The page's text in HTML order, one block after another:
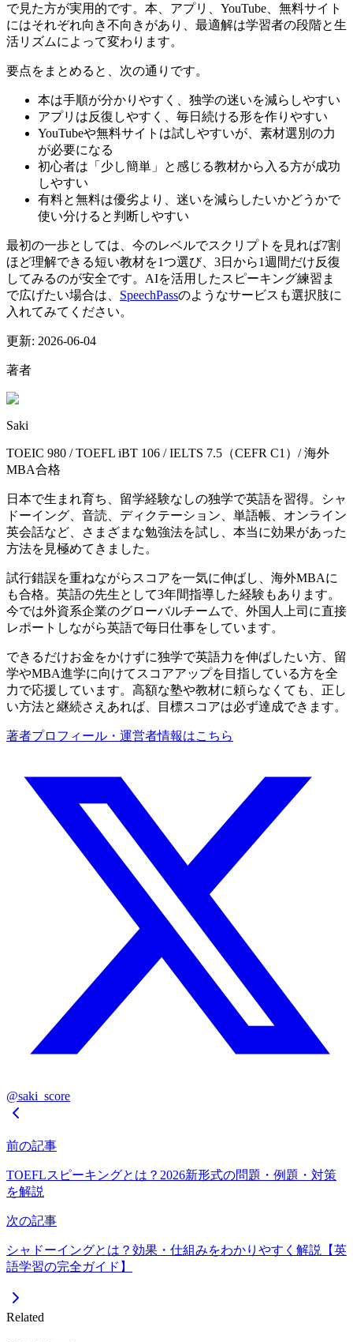
で見た方が実用的です。本、アプリ、YouTube、無料サイト
にはそれぞれ向き不向きがあり、最適解は学習者の段階と生
活リズムによって変わります。
要点をまとめると、次の通りです。
本は手順が分かりやすく、独学の迷いを減らしやすい
アプリは反復しやすく、毎日続ける形を作りやすい
YouTubeや無料サイトは試しやすいが、素材選別の力
が必要になる
初心者は「少し簡単」と感じる教材から入る方が成功
しやすい
有料と無料は優劣より、迷いを減らしたいかどうかで
使い分けると判断しやすい
最初の一歩としては、今のレベルでスクリプトを見れば7割
ほど理解できる短い教材を1つ選び、3日から1週間だけ反復
してみるのが安全です。AIを活用したスピーキング練習ま
で広げたい場合は、 SpeechPassのようなサービスも選択肢に
入れてみてください。
更新: 2026-06-04
著者
Saki
TOEIC 980 / TOEFL iBT 106 / IELTS 7.5（CEFR C1）/ 海外
MBA合格
日本で生まれ育ち、留学経験なしの独学で英語を習得。シャ
ドーイング、音読、ディクテーション、単語帳、オンライン
英会話など、さまざまな勉強法を試し、本当に効果があった
方法を見極めてきました。
試行錯誤を重ねながらスコアを一気に伸ばし、海外MBAに
も合格。英語の先生として3年間指導した経験もあります。
今では外資系企業のグローバルチームで、外国人上司に直接
レポートしながら英語で毎日仕事をしています。
できるだけお金をかけずに独学で英語力を伸ばしたい方、留
学やMBA進学に向けてスコアアップを目指している方を全
力で応援しています。高額な塾や教材に頼らなくても、正し
い方法と継続さえあれば、目標スコアは必ず達成できます。
著者プロフィール・運営者情報はこちら
@saki_score
前の記事
TOEFLスピーキングとは？2026新形式の問題・例題・対策
を解説
次の記事
シャドーイングとは？効果・仕組みをわかりやすく解説【英
語学習の完全ガイド】
Related